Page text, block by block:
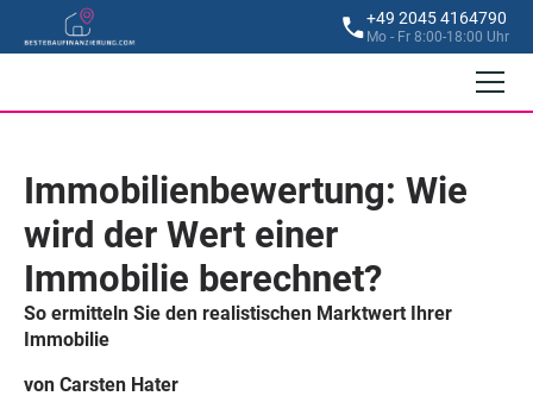
+49 2045 4164790
Mo - Fr 8:00-18:00 Uhr
Immobilienbewertung: Wie
wird der Wert einer
Immobilie berechnet?
So ermitteln Sie den realistischen Marktwert Ihrer
Immobilie
von Carsten Hater